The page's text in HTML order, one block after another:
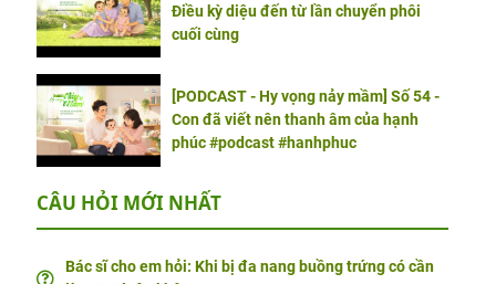
Điều kỳ diệu đến từ lần chuyển phôi
cuối cùng
[PODCAST - Hy vọng nảy mầm] Số 54 -
Con đã viết nên thanh âm của hạnh
phúc #podcast #hanhphuc
CÂU HỎI MỚI NHẤT
Bác sĩ cho em hỏi: Khi bị đa nang buồng trứng có cần